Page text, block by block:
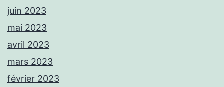
juin 2023
mai 2023
avril 2023
mars 2023
février 2023